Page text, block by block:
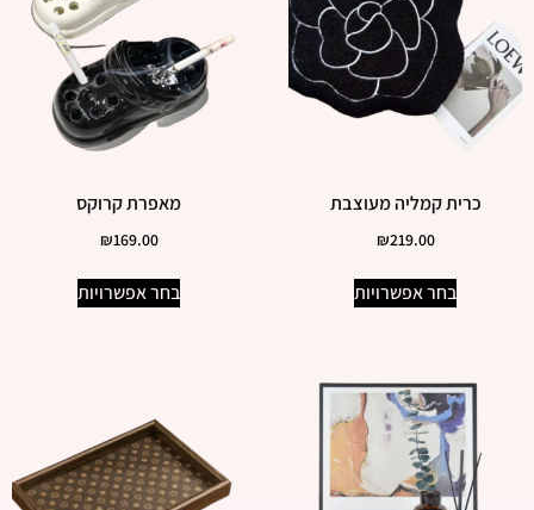
כרית קמליה מעוצבת
₪219.00
בחר אפשרויות
מאפרת קרוקס
₪169.00
בחר אפשרויות